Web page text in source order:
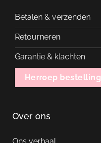
Betalen & verzenden
Retourneren
Garantie & klachten
Herroep bestelling
Over ons